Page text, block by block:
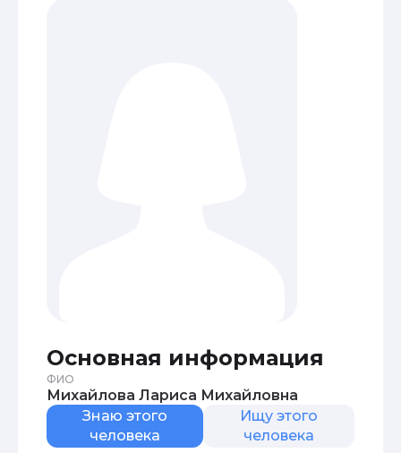
Основная информация
ФИО
Михайлова Лариса Михайловна
Знаю этого
человека
Ищу этого
человека